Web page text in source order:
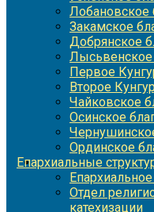
Лобановское
Закамское
Добрянское
Лысьвенское
Первое
Второе
Чайковское
Осинское
Ординское
Епархиальные
Отдел
катехизации